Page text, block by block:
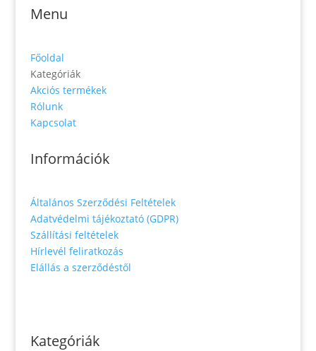
Menu
Főoldal
Kategóriák
Akciós termékek
Rólunk
Kapcsolat
Információk
Általános Szerződési Feltételek
Adatvédelmi tájékoztató (GDPR)
Szállítási feltételek
Hírlevél feliratkozás
Elállás a szerződéstől
Kategóriák